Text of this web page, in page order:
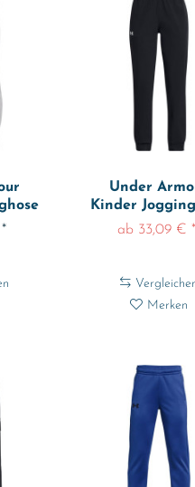
Under
Kinder
Ua Rival
ab 33,09 € *
Merken